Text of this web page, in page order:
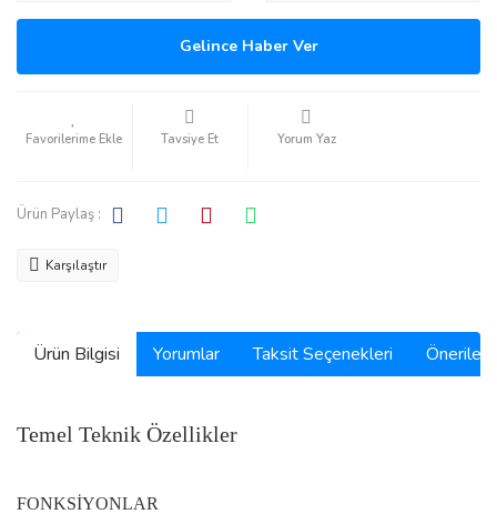
Gelince Haber Ver
Tavsiye Et Yorum Yaz
Ürün Paylaş :
Karşılaştır
Ürün Bilgisi Yorumlar Taksit Seçenekleri
Temel Teknik Özellikler
FONKSİYONLAR